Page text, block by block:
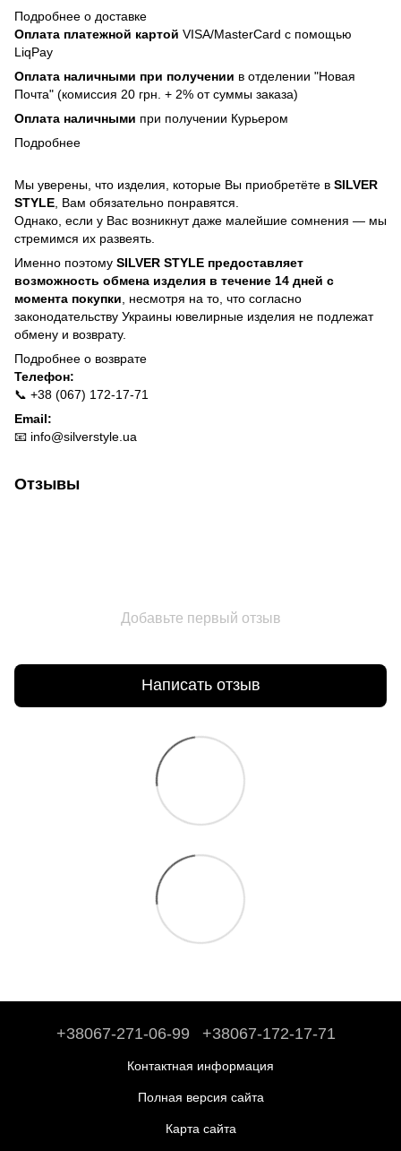
Подробнее о доставке
Оплата платежной картой VISA/MasterCard с помощью
LiqPay
Оплата наличными при получении в отделении "Новая
Почта" (комиссия 20 грн. + 2% от суммы заказа)
Оплата наличными при получении Курьером
Подробнее
Мы уверены, что изделия, которые Вы приобретёте в SILVER
STYLE , Вам обязательно понравятся.
Однако, если у Вас возникнут даже малейшие сомнения — мы
стремимся их развеять.
Именно поэтому SILVER STYLE предоставляет
возможность обмена изделия в течение 14 дней с
момента покупки , несмотря на то, что согласно
законодательству Украины ювелирные изделия не подлежат
обмену и возврату.
Подробнее о возврате
Телефон:
📞 +38 (067) 172-17-71
Email:
📧 info@silverstyle.ua
Отзывы
Добавьте первый отзыв
Написать отзыв
+38067-271-06-99 +38067-172-17-71
Контактная информация
Полная версия сайта
Карта сайта